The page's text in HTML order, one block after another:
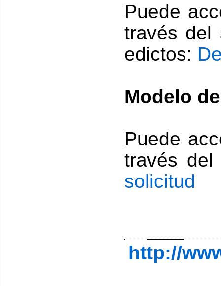
Puede
través del
edictos:
Modelo
Puede
través
solicitud
http://